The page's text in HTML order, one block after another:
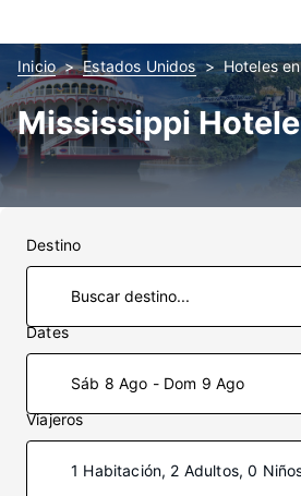
Inicio Estados Unidos Hoteles
Mississippi
Destino
Dates
Sáb 8 Ago - Dom 9 Ago
Viajeros
1 Habitación, 2 Adultos, 0